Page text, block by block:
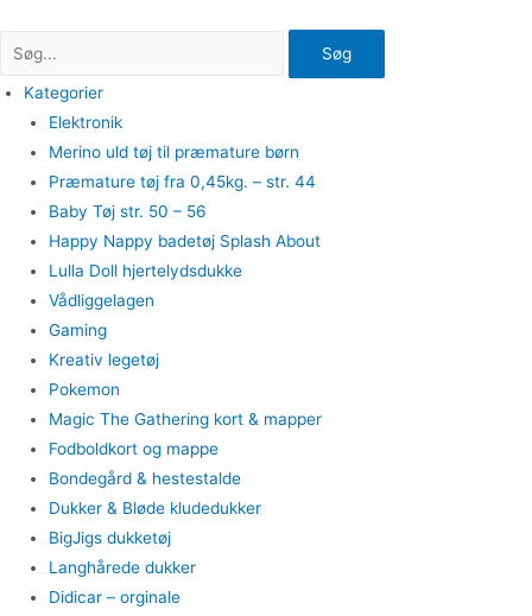
Søg
Kategorier
Elektronik
Merino uld tøj til præmature børn
Præmature tøj fra 0,45kg. – str. 44
Baby Tøj str. 50 – 56
Happy Nappy badetøj Splash About
Lulla Doll hjertelydsdukke
Vådliggelagen
Gaming
Kreativ legetøj
Pokemon
Magic The Gathering kort & mapper
Fodboldkort og mappe
Bondegård & hestestalde
Dukker & Bløde kludedukker
BigJigs dukketøj
Langhårede dukker
Didicar – orginale